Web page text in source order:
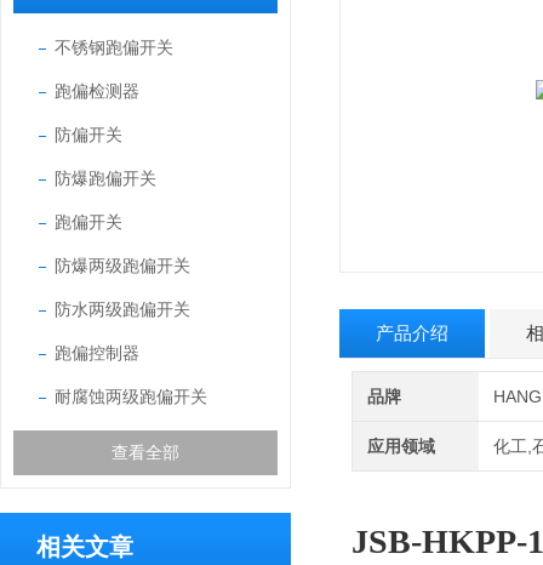
不锈钢跑偏开关
跑偏检测器
防偏开关
防爆跑偏开关
跑偏开关
防爆两级跑偏开关
防水两级跑偏开关
跑偏控制器
耐腐蚀两级跑偏开关
查看全部
相关文章
产品介绍
品牌
应用领域 化工,
JSB-HKPP-